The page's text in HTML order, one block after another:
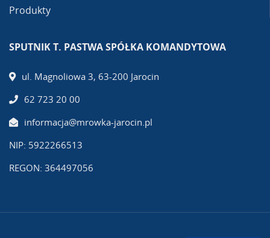
Produkty
SPUTNIK T. PASTWA SPÓŁKA KOMANDYTOWA
ul. Magnoliowa 3, 63-200 Jarocin
62 723 20 00
informacja@mrowka-jarocin.pl
NIP: 5922266513
REGON: 364497056